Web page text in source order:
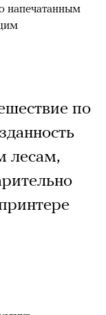
напечатанным
по
лесам,